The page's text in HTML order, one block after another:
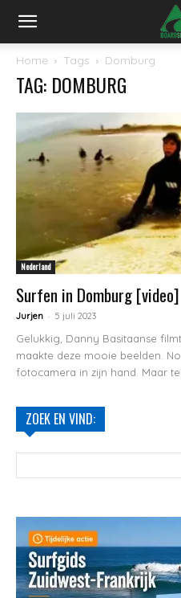
Home Tags Domburg
TAG: DOMBURG
Nederland
Surfen in Domburg [video]
Jurjen - 5 juli 2023
Gelukkig, Danny Basitaanse
maakte deze mooie beelden.
fotocamera in zijn hand. Maar
ZOEK EN VIND: